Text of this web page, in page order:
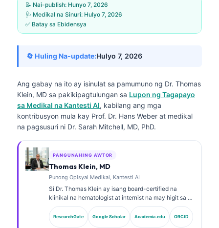
📝 Nai-publish: Hunyo 7, 2026
🩺 Medikal na Sinuri: Hulyo 7, 2026
✅ Batay sa Ebidensya
🔄 Huling Na-update:Hulyo 7, 2026
Ang gabay na ito ay isinulat sa pamumuno ng Dr. Thomas
Klein, MD sa pakikipagtulungan sa Lupon ng Tagapayo
sa Medikal na Kantesti AI, kabilang ang mga
kontribusyon mula kay Prof. Dr. Hans Weber at medikal
na pagsusuri ni Dr. Sarah Mitchell, MD, PhD.
PANGUNAHING AWTOR
Thomas Klein, MD
Punong Opisyal Medikal, Kantesti AI
Si Dr. Thomas Klein ay isang board-certified na
klinikal na hematologist at internist na may higit sa 15
taon ng karanasan sa laboratoryong medisina at
pagsusuring klinikal na tinulungan ng AI. Bilang Chief
Medical Officer sa Kantesti AI, nagbibigay siya ng
ResearchGate Google Scholar Academia.edu ORCID